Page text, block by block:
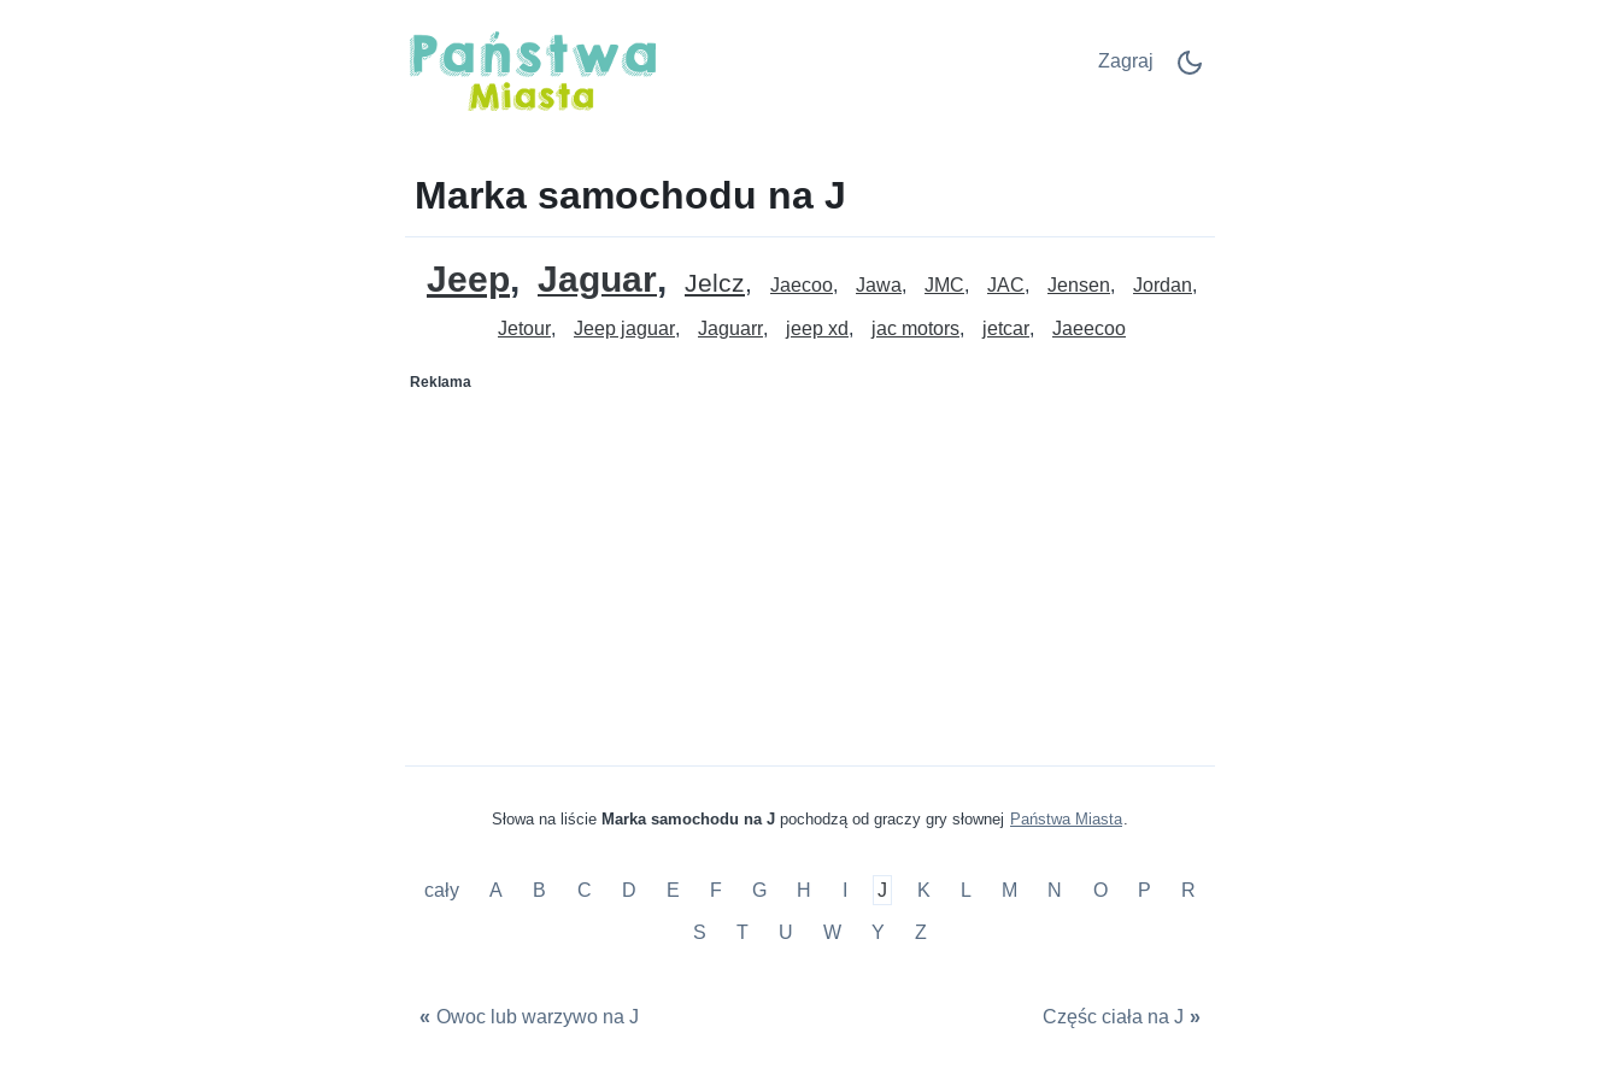
Zagraj
Marka samochodu na J
Jeep Jaguar Jelcz Jaecoo Jawa JMC JAC Jensen Jordan
Jetour Jeep jaguar Jaguarr jeep xd jac motors jetcar
Reklama
Jaeecoo
Słowa na liście Marka samochodu na J pochodzą od graczy gry słownej Państwa Miasta.
cały A B C D E F G H J K L M N O P R
S T U W Y Z
« Owoc lub warzywo na J Częśc ciała na J »